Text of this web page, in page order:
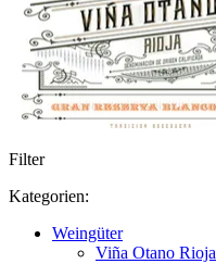
Filter
Kategorien:
Weingüter
Viña Otano Rioja